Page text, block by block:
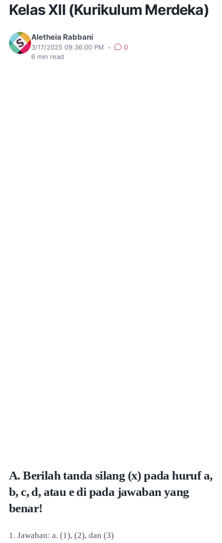
Kelas XII (Kurikulum Merdeka)
Aletheia Rabbani
3/17/2025 09:36:00 PM •
0
6 min read
A. Berilah tanda silang (x) pada huruf a,
b, c, d, atau e di pada jawaban yang
benar!
1. Jawaban: a. (1), (2), dan (3)